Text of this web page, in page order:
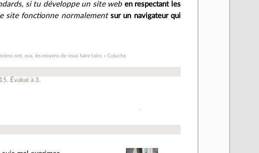
si tu développe un site web en respectant les
site fonctionne normalement sur un navigateur qui
ont, eux, les moyens de vous faire taire. » Coluche
. Évalué à 3.